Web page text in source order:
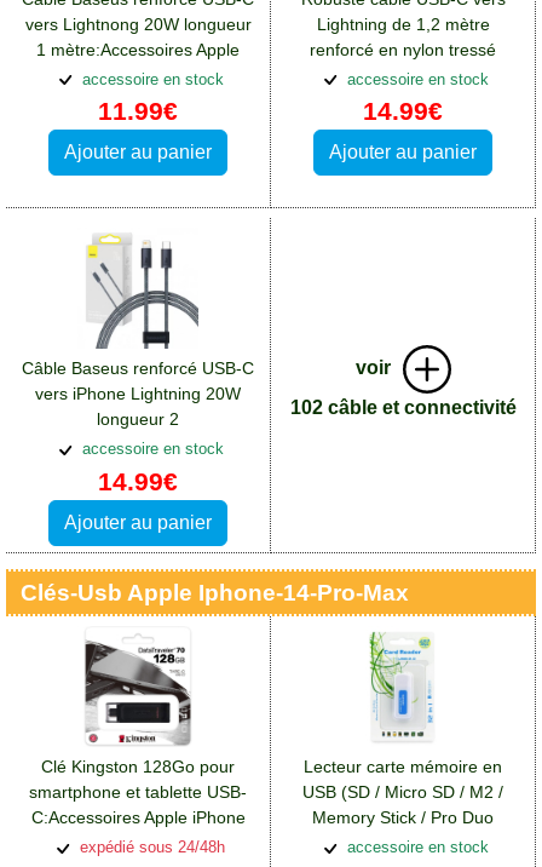
vers Lightnong 20W longueur
1 mètre:Accessoires Apple
iPhone 14 Pro Max
accessoire en stock
11.99€
Ajouter au panier
Lightning de 1,2 mètre
renforcé en nylon tressé
Bluestar
accessoire en stock
14.99€
Ajouter au panier
Câble Baseus renforcé USB-C
vers iPhone Lightning 20W
longueur 2
mètres:Accessoires Apple
iPhone 14 Pro Max
accessoire en stock
14.99€
Ajouter au panier
voir
102 câble et connectivité
Clés-Usb Apple Iphone-14-Pro-Max
Clé Kingston 128Go pour
smartphone et tablette USB-
C:Accessoires Apple iPhone
14 Pro Max
expédié sous 24/48h
Lecteur carte mémoire en
USB (SD / Micro SD / M2 /
Memory Stick / Pro Duo
/XD):Accessoires Apple
accessoire en stock